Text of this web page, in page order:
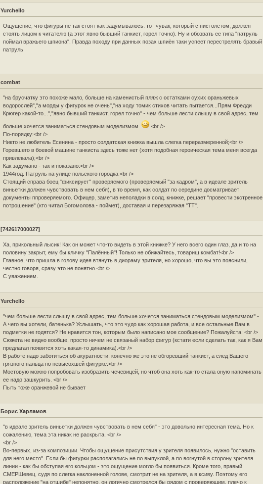
Yurchello
Ощущение, что фигуры не так стоят как задумывалось: тот чувак, который с пистолетом, должен
стоять лицом к читателю (а этот явно бывший танкист, горел точно). Ну и обозвать ее типа "патруль
поймал вражьего шпиона". Правда походу при данных позах шпиён таки успеет перестрелять бравый
патруль
combat
"на брусчатку это похоже мало, больше на каменистый пляж с остатками сухих ораньжевых
водорослей","а морды у фигурок не очень","на ходу томик стихов читать пытается...Прям Фредди
Крюгер какой-то...","явно бывший танкист, горел точно" - чем больше лести слышу в свой адрес, тем
больше хочется заниматься стендовым моделизмом
<br />
По-порядку:<br />
Никто не любитель Есенина - просто солдатская книжка вышла слегка переразмеренной;<br />
Горевшего в боевой машине танкиста здесь тоже нет (хотя подобная героическая тема меня всегда
привлекала);<br />
Как задумано - так и показано:<br />
1944год. Патруль на улице польского городка.<br />
Стоящий справа боец "фиксирует" проверяемого (проверяемый "за кадром", а в идеале зритель
виньетки должен чувствовать в нем себя), в то время, как солдат по середине досматривает
документы ппроверяемого. Офицер, заметив неполадки в солд. книжке, решает "провести экстренное
потрошение" (кто читал Богомолова - поймет), доставая и перезаряжая "ТТ".
[742617000027]
Ха, прикольный лысик! Как он может что-то видеть в этой книжке? У него всего один глаз, да и то на
половину закрыт, ему бы кличку "Палённый"! Только не обижайтесь, товарищ комбат!<br />
Главное, что пришла в голову идея втянуть в диораму зрителя, но хорошо, что вы это пояснили,
честно говоря, сразу это не понятно.<br />
С уважением.
Yurchello
"чем больше лести слышу в свой адрес, тем больше хочется заниматься стендовым моделизмом" -
А чего вы хотели, батенька? Услышать, что это чудо как хорошая работа, и все остальные Вам в
подметки не годятся? Не нравится тон, которым было написано мое сообщение? Пожалуйста: <br />
Сюжета не видно вообще, просто ничем не связаный набор фигур (кстати если сделать так, как я Вам
предлагал появится хоть какая-то динамика).<br />
В работе надо заботиться об акуратности: конечно же это не обгоревший танкист, а след Вашего
грязного пальца по невысохшей фигурке.<br />
Мостовую можно попробовать изобразить чечевицей, но чтоб она хоть как-то стала оную напоминать
ее надо зашкурить. <br />
Пыть тоже оранжевой не бывает
Борис Харламов
"в идеале зритель виньетки должен чувствовать в нем себя" - это довольно интересная тема. Но к
сожалению, тема эта никак не раскрыта. <br />
<br />
Во-первых, из-за композиции. Чтобы ощущение присутствия у зрителя появилось, нужно "оставить
для него место". Если бы фигурки располагались не по выпуклой, а по вогнутой в сторону зрителя
линии - как бы обступая его кольцом - это ощущение могло бы появиться. Кроме того, правый
СМЕРШевец, судя по слегка наклоненной голове, смотрит не на зрителя, а в ксиву. Поэтому его
расположение "на отшибе" непонятно, он логично смотрелся бы рядом с проверяющим, плечо к